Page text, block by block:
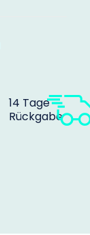
14 Tage
Rückgabe